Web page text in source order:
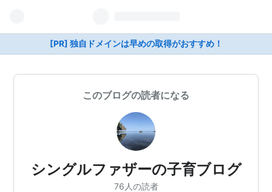
[PR] 独自ドメインは早めの取得がおすすめ！
このブログの読者になる
シングルファザーの子育ブログ
76人の読者